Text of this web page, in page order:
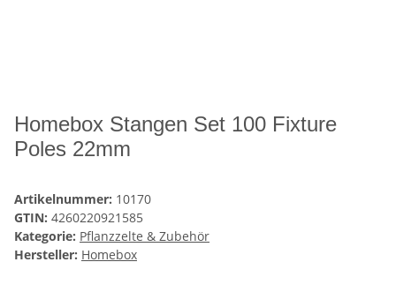
Homebox Stangen Set 100 Fixture
Poles 22mm
Artikelnummer: 10170
GTIN: 4260220921585
Kategorie: Pflanzzelte & Zubehör
Hersteller: Homebox